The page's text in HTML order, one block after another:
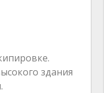
здания